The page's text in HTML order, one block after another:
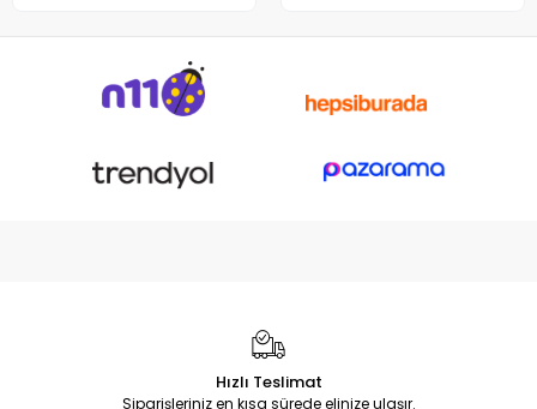
Hızlı Teslimat
Siparişleriniz en kısa sürede elinize ulaşır.